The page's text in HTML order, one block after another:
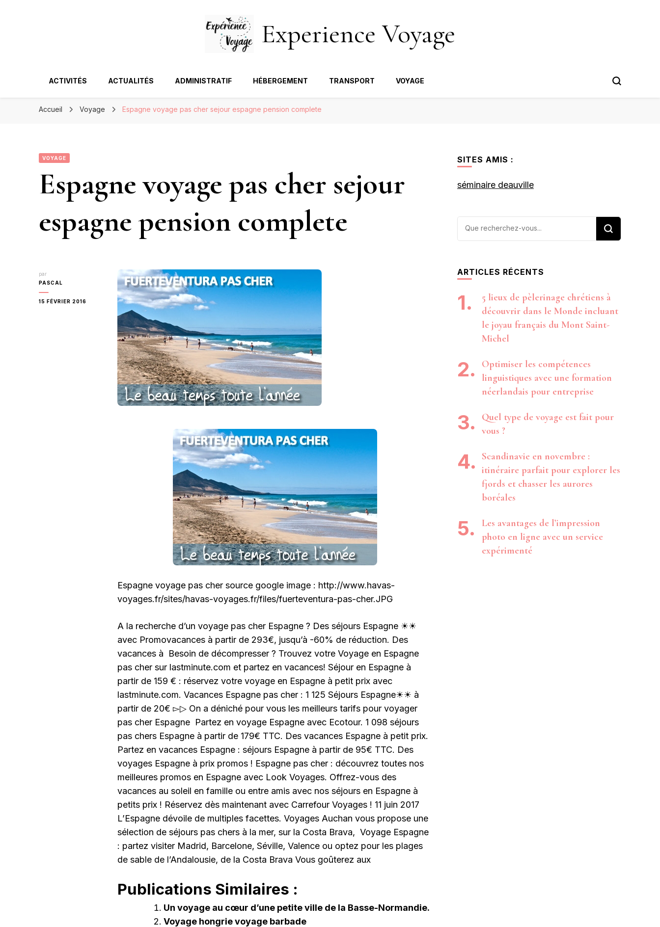
Experience Voyage
ACTIVITÉS ACTUALITÉS ADMINISTRATIF HÉBERGEMENT TRANSPORT VOYAGE
Accueil Voyage Espagne voyage pas cher sejour espagne pension complete
VOYAGE
Espagne voyage pas cher sejour
espagne pension complete
par
PASCAL
15 FÉVRIER 2016
Espagne voyage pas cher source google image : http://www.havas-
voyages.fr/sites/havas-voyages.fr/files/fuerteventura-pas-cher.JPG
A la recherche d’un voyage pas cher Espagne ? Des séjours Espagne ☀☀
avec Promovacances à partir de 293€, jusqu’à -60% de réduction. Des
vacances à Besoin de décompresser ? Trouvez votre Voyage en Espagne
pas cher sur lastminute.com et partez en vacances! Séjour en Espagne à
partir de 159 € : réservez votre voyage en Espagne à petit prix avec
lastminute.com. Vacances Espagne pas cher : 1 125 Séjours Espagne☀☀ à
partir de 20€ ▻▷ On a déniché pour vous les meilleurs tarifs pour voyager
pas cher Espagne Partez en voyage Espagne avec Ecotour. 1 098 séjours
pas chers Espagne à partir de 179€ TTC. Des vacances Espagne à petit prix.
Partez en vacances Espagne : séjours Espagne à partir de 95€ TTC. Des
voyages Espagne à prix promos ! Espagne pas cher : découvrez toutes nos
meilleures promos en Espagne avec Look Voyages. Offrez-vous des
vacances au soleil en famille ou entre amis avec nos séjours en Espagne à
petits prix ! Réservez dès maintenant avec Carrefour Voyages ! 11 juin 2017
L’Espagne dévoile de multiples facettes. Voyages Auchan vous propose une
sélection de séjours pas chers à la mer, sur la Costa Brava, Voyage Espagne
: partez visiter Madrid, Barcelone, Séville, Valence ou optez pour les plages
de sable de l’Andalousie, de la Costa Brava Vous goûterez aux
Publications Similaires :
Un voyage au cœur d’une petite ville de la Basse-Normandie.
Voyage hongrie voyage barbade
SITES AMIS :
séminaire deauville
Vous
ARTICLES RÉCENTS
5 lieux de pèlerinage chrétiens à
découvrir dans le Monde incluant
le joyau français du Mont Saint-
Michel
Optimiser les compétences
linguistiques avec une formation
néerlandais pour entreprise
Quel type de voyage est fait pour
vous ?
Scandinavie en novembre :
itinéraire parfait pour explorer les
fjords et chasser les aurores
boréales
Les avantages de l’impression
photo en ligne avec un service
expérimenté